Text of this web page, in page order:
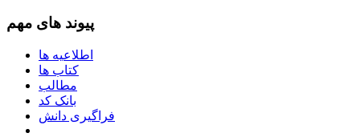
پیوند های مهم
اطلاعیه ها
کتاب ها
مطالب
بانک کد
فراگیری دانش